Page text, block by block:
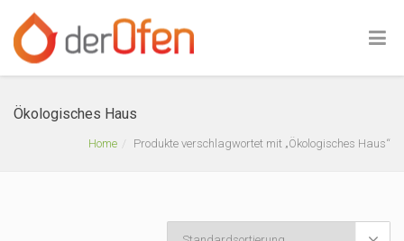
Ökologisches Haus
Home Produkte verschlagwortet mit „Ökologisches Haus“